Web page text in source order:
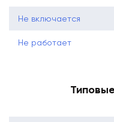
Не включается
Не работает